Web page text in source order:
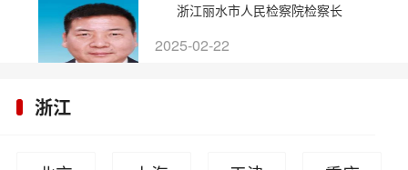
浙江丽水市人民检察院检察长
2025-02-22
浙江